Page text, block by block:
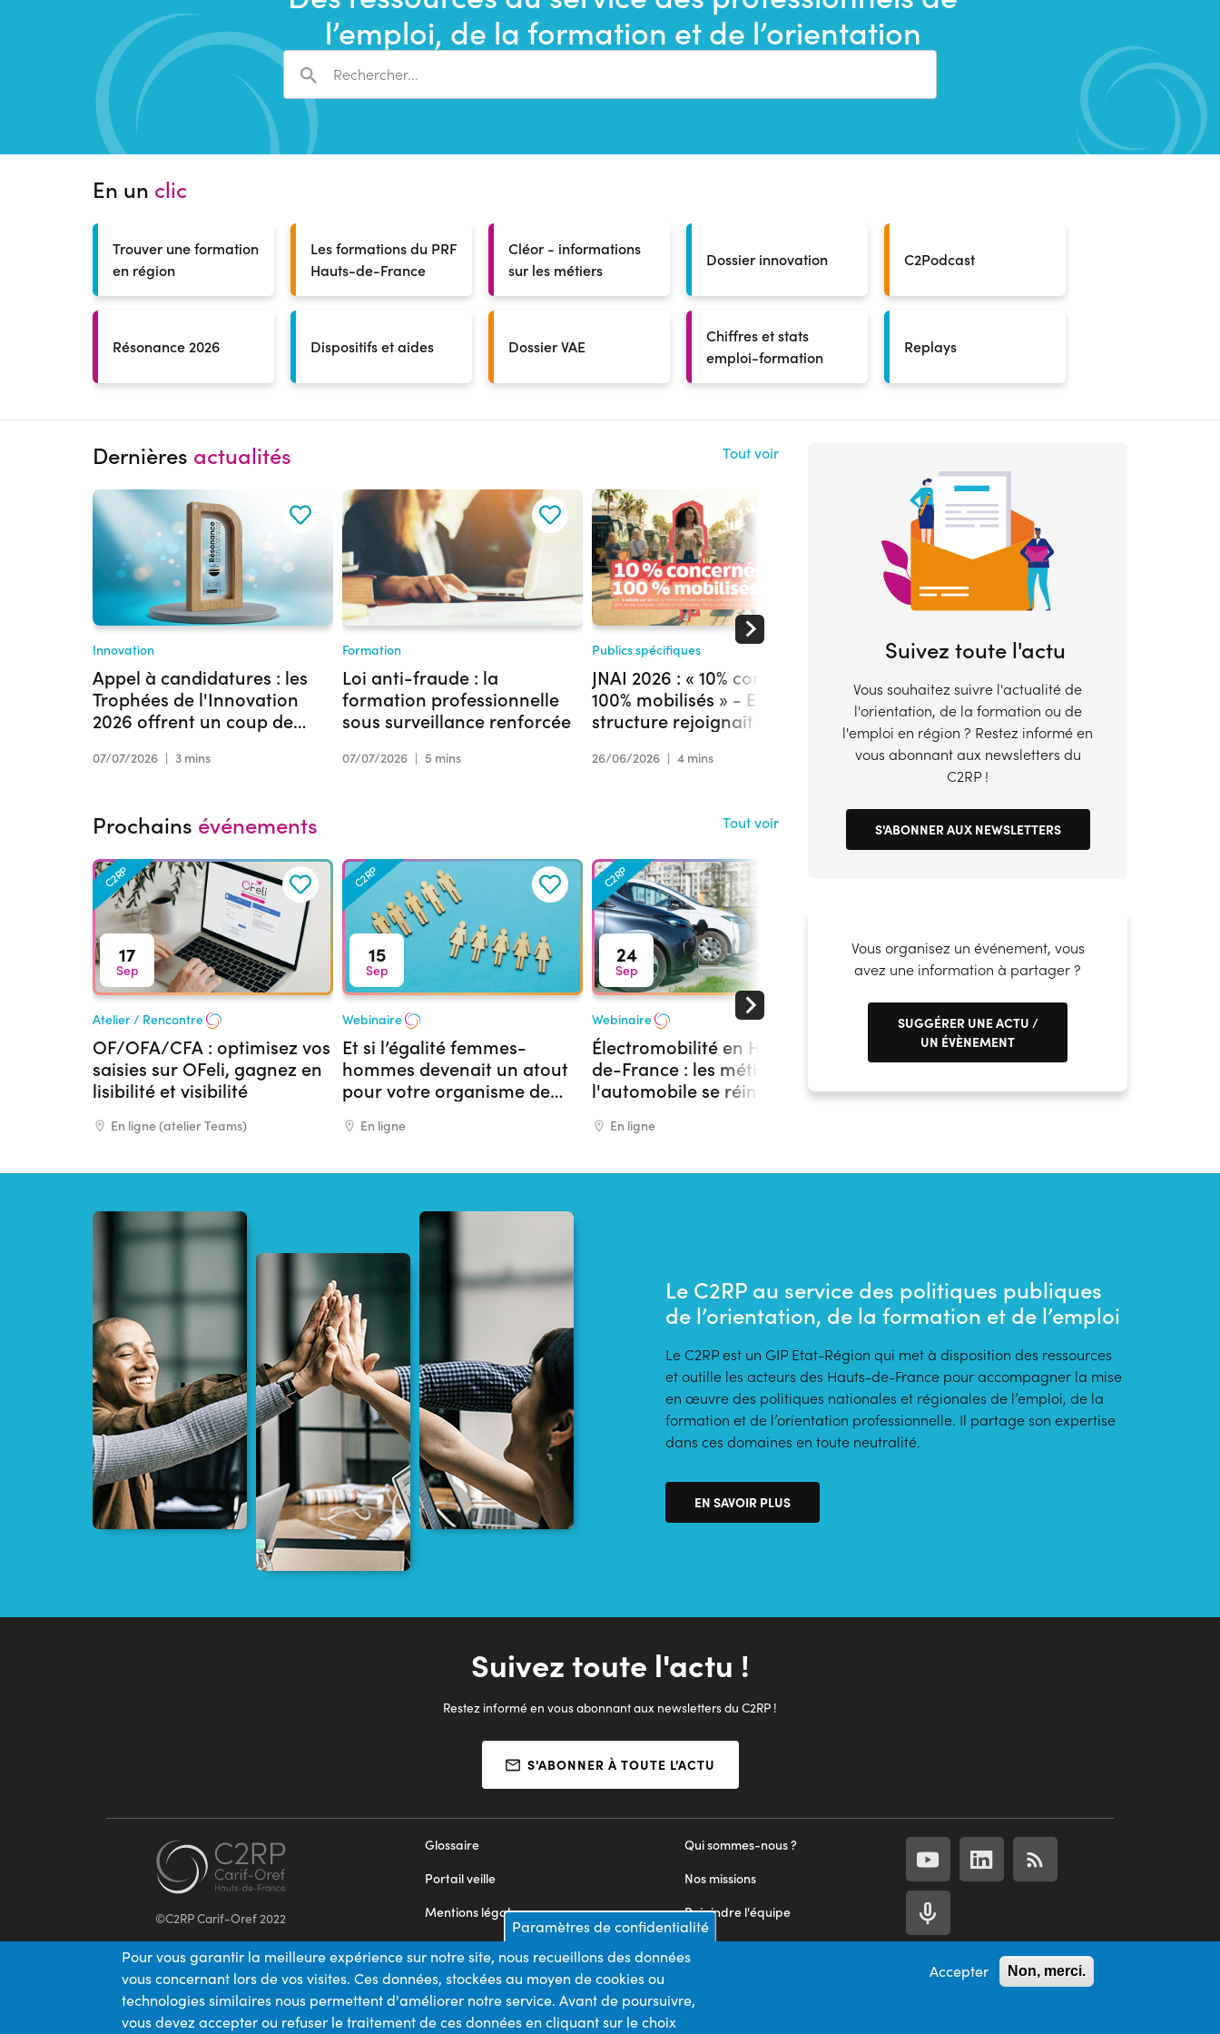
l’emploi, de la formation et de l’orientation
En un clic
Trouver une formation
en région
Résonance 2026
Les formations du PRF
Hauts-de-France
Dispositifs et aides
Cléor - informations
sur les métiers
Dossier VAE
Dossier innovation
Chiffres et stats
emploi-formation
C2Podcast
Replays
Dernières actualités Tout voir
Innovation
Appel à candidatures : les
Trophées de l'Innovation
2026 offrent un coup de
07/07/2026 | 3 mins
Formation
Loi anti-fraude : la
formation professionnelle
sous surveillance renforcée
07/07/2026 | 5 mins
Publics spécifiques
JNAI 2026 : « 10% concernés,
100% mobilisés » - Et si votre
structure rejoignait les 19
Hauts-de-France ?
26/06/2026 | 4 mins
Innovation
manifestation dans le cadre
de Résonance 2026 et faites
rayonner l’innovation en
Hauts-de-France
01/06/2026 | 5 mins
2026
Prochains événements Tout voir
17
Sep
C2RP
Atelier / Rencontre
OF/OFA/CFA : optimisez vos
saisies sur OFeli, gagnez en
lisibilité et visibilité
En ligne (atelier Teams)
15
Sep
C2RP
Webinaire
Et si l’égalité femmes-
hommes devenait un atout
pour votre organisme de
En ligne
24
Sep
C2RP
Webinaire
Électromobilité en Hauts-
de-France : les métiers de
l'automobile se réinventent
En ligne
10
Sep
Webinaire
Animez votre relation
entreprise et votre réseau
de maîtres d'apprentissage
dispositifs
Suivez toute l'actu
Vous souhaitez suivre l'actualité de
l'orientation, de la formation ou de
l'emploi en région ? Restez informé en
vous abonnant aux newsletters du
C2RP !
S'ABONNER AUX NEWSLETTERS
Vous organisez un événement, vous
avez une information à partager ?
SUGGÉRER UNE ACTU /
UN ÉVÈNEMENT
Le C2RP au service des politiques publiques
de l’orientation, de la formation et de l’emploi
Le C2RP est un GIP Etat-Région qui met à disposition des ressources
et outille les acteurs des Hauts-de-France pour accompagner la mise
en œuvre des politiques nationales et régionales de l’emploi, de la
formation et de l’orientation professionnelle. Il partage son expertise
dans ces domaines en toute neutralité.
EN SAVOIR PLUS
Suivez toute l'actu !
Restez informé en vous abonnant aux newsletters du C2RP !
S'ABONNER À TOUTE L'ACTU
©C2RP Carif-Oref 2022
Qui sommes-nous ?
Nos missions
Rejoindre l'équipe
Nous contacter
Glossaire
Portail veille
Mentions légales
Appels d'offres
Plan du site
Paramètres de confidentialité
Pour vous garantir la meilleure expérience sur notre site, nous recueillons des données
vous concernant lors de vos visites. Ces données, stockées au moyen de cookies ou
technologies similaires nous permettent d'améliorer notre service. Avant de poursuivre,
vous devez accepter ou refuser le traitement de ces données en cliquant sur le choix
Accepter Non, merci.